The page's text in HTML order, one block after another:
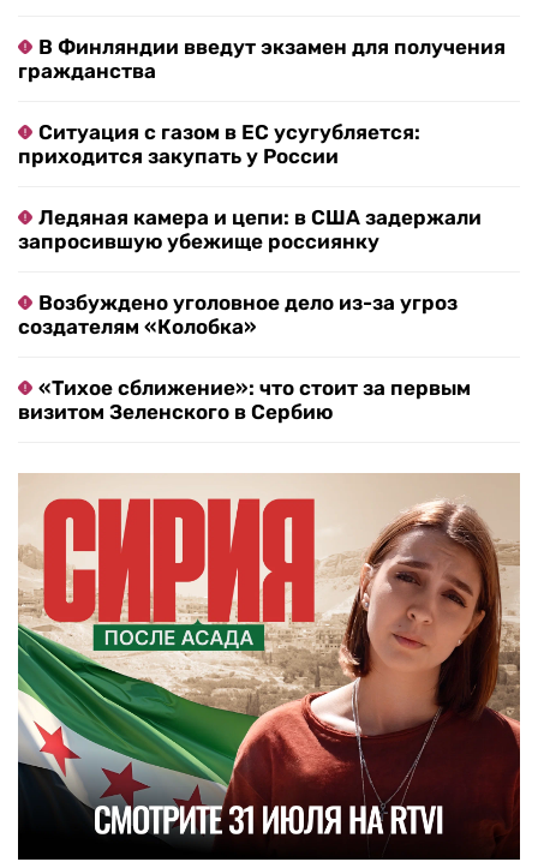
В Финляндии введут экзамен для получения
гражданства
Ситуация с газом в ЕС усугубляется:
приходится закупать у России
Ледяная камера и цепи: в США задержали
запросившую убежище россиянку
Возбуждено уголовное дело из-за угроз
создателям «Колобка»
«Тихое сближение»: что стоит за первым
визитом Зеленского в Сербию